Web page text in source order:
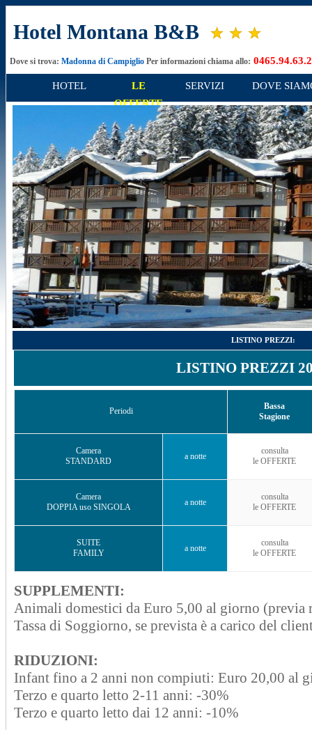
Hotel Montana B&B
Dove si trova: Madonna di Campiglio Per informazioni chiama allo:
HOTEL
LE
OFFERTE
SERVIZI DOVE
LISTINO PREZZI:
LISTINO PREZZI
Periodi
Bassa
Stagione
Camera
STANDARD
a notte
consulta
le OFFERTE
Camera
DOPPIA uso SINGOLA
a notte
consulta
le OFFERTE
SUITE
FAMILY
a notte
consulta
le OFFERTE
SUPPLEMENTI:
Animali domestici da Euro 5,00 al giorno (previa
Tassa di Soggiorno, se prevista è a carico del
RIDUZIONI:
Infant fino a 2 anni non compiuti: Euro 20,00 al
Terzo e quarto letto 2-11 anni: -30%
Terzo e quarto letto dai 12 anni: -10%